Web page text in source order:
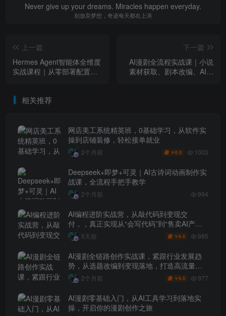
Never give up your dreams. Miracles happen everyday.
别放弃梦想，奇迹每天都在上演
上一篇
Hermes Agent智能体全维度
实战课程｜从零部署配置、
落地应用教程
下一篇
AI漫剧全流程实战课｜小说
素材获取、剧本改编、AI人
相关推荐
网店美工系统精英班，0基础学习，从软件实
操到店铺装修，轻松接单就业
2个月前 ￥6.6 1003
Deepseek+即梦+可灵｜AI古诗词动画制作实
战课，全流程手把手教学
2个月前 994
AI编程进阶实战营，从敲代码到变现交
付，，真正实现从“会写代码”到“售卖AI产品
盈利”的跨越
5天前 ￥6.6 985
AI漫剧全链路创作实战课，紧跟行业发展趋
势，从选题改编到变现落地，打造高流量优
质作品2个月前 ￥6.6 977
AI漫剧零基础入门，从AI工具学习到落地实
操，开启你的漫剧创作之旅